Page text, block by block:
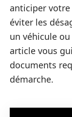
anticiper
éviter les
un véhicule ou
article vous
documents
démarche.